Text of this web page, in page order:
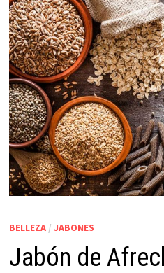
BELLEZA/ JABONES
Jabón de